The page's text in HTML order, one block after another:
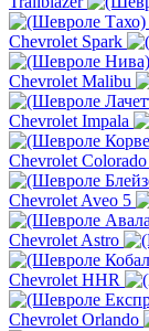
Chevrolet Spark
Chevrolet Malibu
Chevrolet Impala
Chevrolet Colorado
Chevrolet Aveo 5
Chevrolet Astro
Chevrolet HHR
Chevrolet Orlando